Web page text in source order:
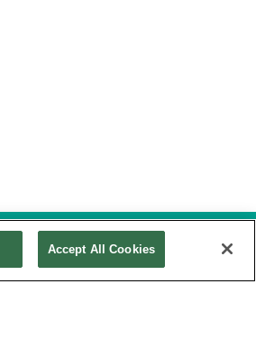
Accept All Cookies